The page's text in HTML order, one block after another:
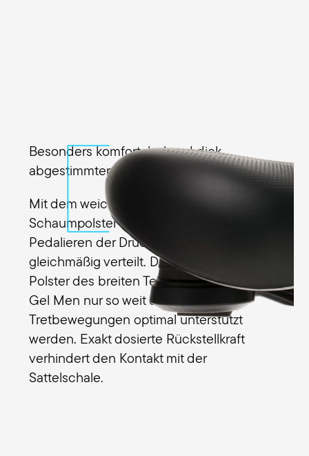
Besonders komfortabel und dick
abgestimmter Sitzschaum
Mit dem weichen Hochleistungs-
Schaumpolster Comfort Foam wird beim
Pedalieren der Druck auf die Sitzknochen
gleichmäßig verteilt. Diese sinken im
Polster des breiten Terry Anatomica Flex
Gel Men nur so weit ein, dass die
Tretbewegungen optimal unterstützt
werden. Exakt dosierte Rückstellkraft
verhindert den Kontakt mit der
Sattelschale.